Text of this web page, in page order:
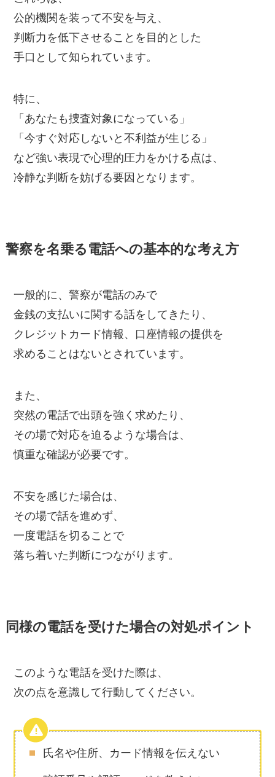
公的機関を装って不安を与え、
判断力を低下させることを目的とした
手口として知られています。
特に、
「あなたも捜査対象になっている」
「今すぐ対応しないと不利益が生じる」
など強い表現で心理的圧力をかける点は、
冷静な判断を妨げる要因となります。
警察を名乗る電話への基本的な考え方
一般的に、警察が電話のみで
金銭の支払いに関する話をしてきたり、
クレジットカード情報、口座情報の提供を
求めることはないとされています。
また、
突然の電話で出頭を強く求めたり、
その場で対応を迫るような場合は、
慎重な確認が必要です。
不安を感じた場合は、
その場で話を進めず、
一度電話を切ることで
落ち着いた判断につながります。
同様の電話を受けた場合の対処ポイント
このような電話を受けた際は、
次の点を意識して行動してください。
氏名や住所、カード情報を伝えない